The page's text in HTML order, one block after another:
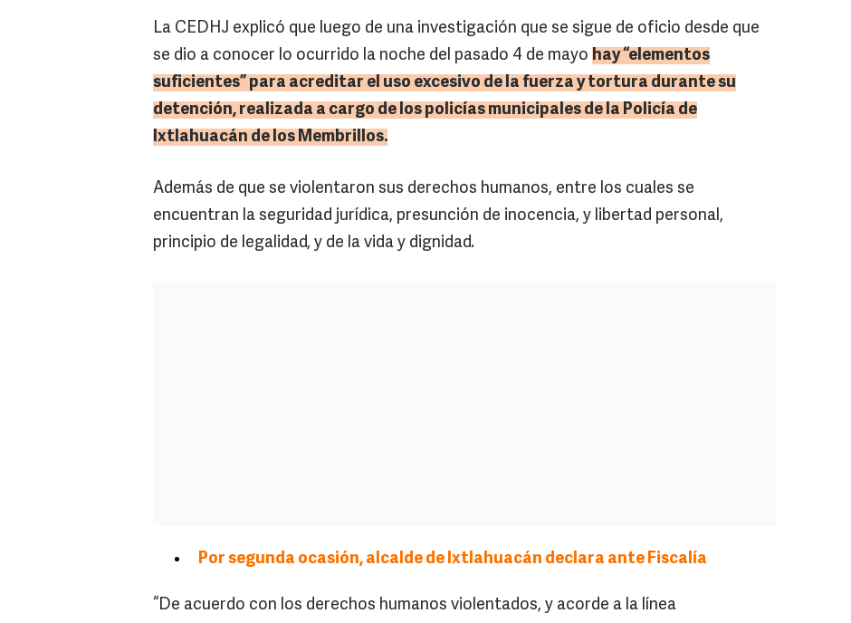
La CEDHJ explicó que luego de una investigación que se sigue de oficio desde que
se dio a conocer lo ocurrido la noche del pasado 4 de mayo hay “elementos
suficientes” para acreditar el uso excesivo de la fuerza y tortura durante su
detención, realizada a cargo de los policías municipales de la Policía de
Ixtlahuacán de los Membrillos.
Además de que se violentaron sus derechos humanos, entre los cuales se
encuentran la seguridad jurídica, presunción de inocencia, y libertad personal,
principio de legalidad, y de la vida y dignidad.
Por segunda ocasión, alcalde de Ixtlahuacán declara ante Fiscalía
“De acuerdo con los derechos humanos violentados, y acorde a la línea